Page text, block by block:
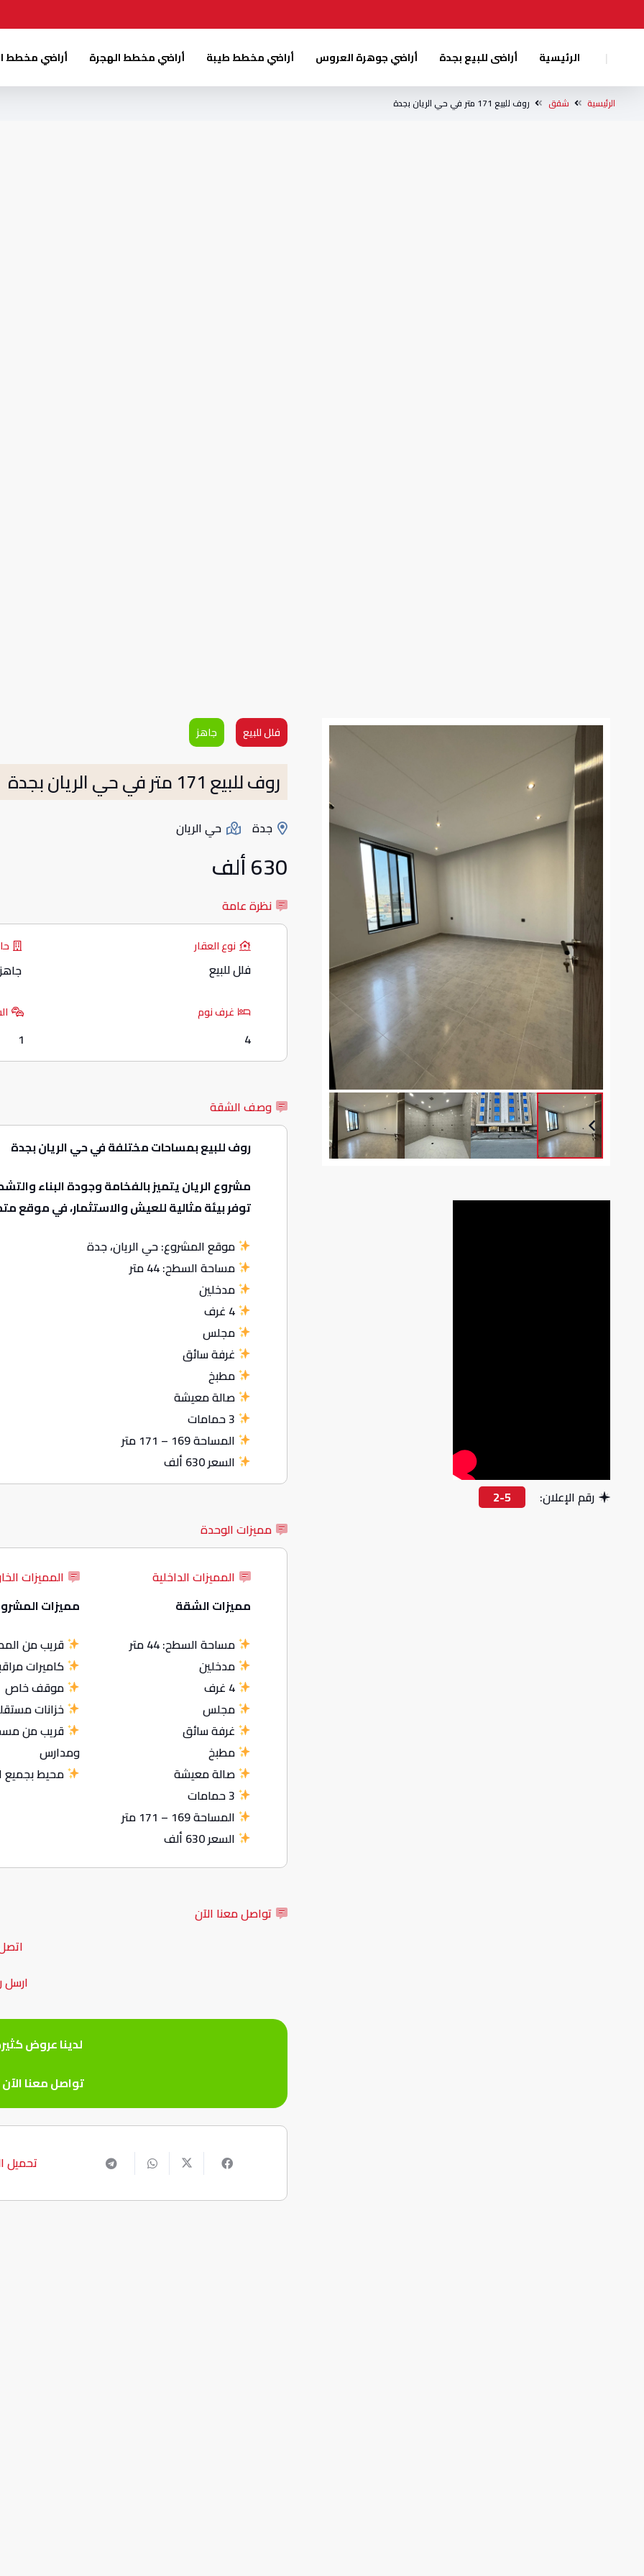
| الرئيسية أراضى للبيع بجدة أراضي جوهرة العروس أراضي مخطط طيبة أراضي مخطط الهجرة أراضي مخطط
الرئيسية شقق روف للبيع 171 متر في حي الريان بجدة
رقم الإعلان: 2-5
فلل للبيع جاهز
روف للبيع 171 متر في حي الريان بجدة
جدة حي الريان
630 ألف
نظرة عامة
نوع العقار
فلل للبيع جاهز
غرف نوم
4
1
وصف الشقة
روف للبيع بمساحات مختلفة في حي الريان بجدة
مشروع الريان يتميز بالفخامة وجودة البناء
توفر بيئة مثالية للعيش والاستثمار، في موقع
موقع المشروع: حي الريان، جدة
مساحة السطح: 44 متر
مدخلين
مجلس
غرفة سائق
مطبخ
صالة معيشة
المساحة 169 – 171 متر
السعر 630 ألف
مميزات الوحدة
المميزات الداخلية
مميزات الشقة
مساحة السطح: 44 متر
مدخلين
مجلس
غرفة سائق
مطبخ
صالة معيشة
المساحة 169 – 171 متر
السعر 630 ألف
المميزات
مميزات
قريب من
كاميرات
موقف خاص
خزانات
قريب من
ومدارس
محيط بجميع
تواصل معنا الآن
ارسل
لدينا عروض
تواصل معنا الآن
تحميل